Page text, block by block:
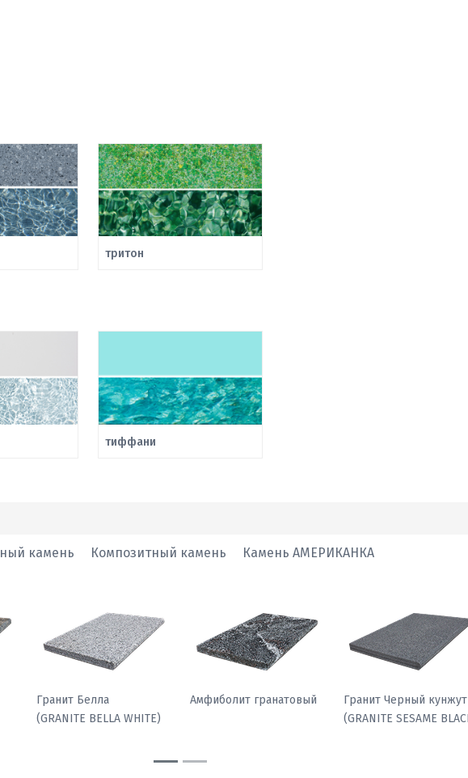
тритон
тиффани
камень Композитный камень Камень АМЕРИКАНКА
Гранит Павлин
(GRANITE PEACOCK
Гранит Белла
Амфиболит гранатовый